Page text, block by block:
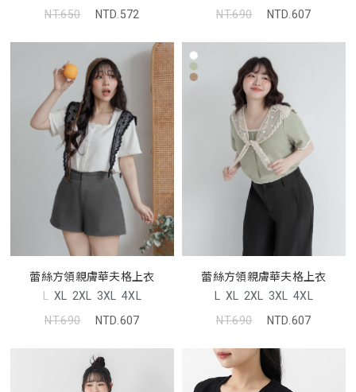
NT.650
NTD.572
NT.690
NTD.607
蕾絲方領親膚華夫格上衣
L XL 2XL 3XL 4XL
NT.690
NTD.607
蕾絲方領親膚華夫格上衣
L XL 2XL 3XL 4XL
NT.690
NTD.607